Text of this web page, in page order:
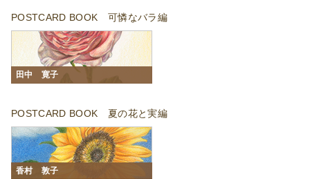
POSTCARD BOOK 可憐なバラ編
田中 寛子
POSTCARD BOOK 夏の花と実編
香村 敦子